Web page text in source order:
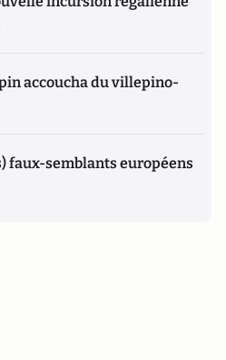
accoucha du villepino-
faux-semblants européens